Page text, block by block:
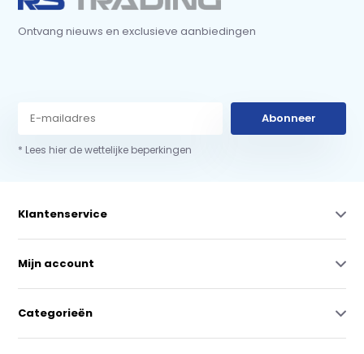
Ontvang nieuws en exclusieve aanbiedingen
Abonneer
* Lees hier de wettelijke beperkingen
Klantenservice
Mijn account
Categorieën